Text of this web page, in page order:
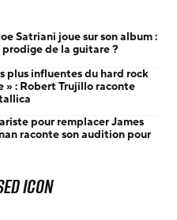
Satriani joue sur son album :
de la guitare ?
plus influentes du hard rock
» : Robert Trujillo raconte
pour remplacer James
raconte son audition pour
Icon